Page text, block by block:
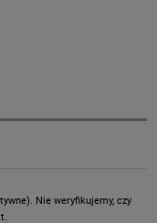
Nie weryfikujemy, czy